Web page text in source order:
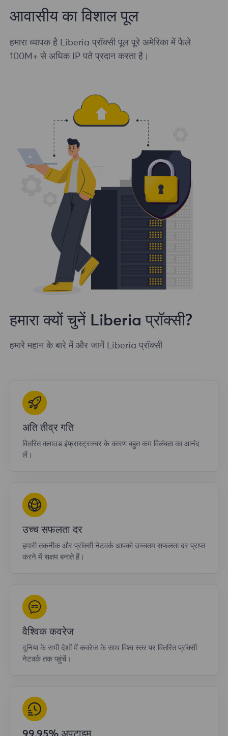
आवासीय का विशाल पूल
हमारा व्यापक है Liberia प्रॉक्सी पूल पूरे अमेरिका में फैले
100M+ से अधिक IP पते प्रदान करता है।
हमारा क्यों चुनें Liberia प्रॉक्सी?
हमारे महान के बारे में और जानें Liberia प्रॉक्सी
अति तीव्र गति
वितरित क्लाउड इंफ्रास्ट्रक्चर के कारण बहुत कम विलंबता का आनंद
लें।
उच्च सफलता दर
हमारी तकनीक और प्रॉक्सी नेटवर्क आपको उच्चतम सफलता दर प्राप्त
करने में सक्षम बनाते हैं।
वैश्विक कवरेज
दुनिया के सभी देशों में कवरेज के साथ विश्व स्तर पर वितरित प्रॉक्सी
नेटवर्क तक पहुंचें।